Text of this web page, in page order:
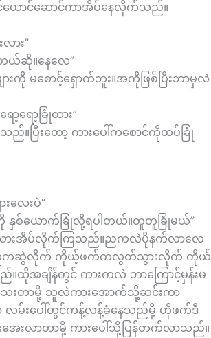
ောင်ဆောင်ကာအိပ်နေလိုက်သည်။
ား”
ယ်ဆို။နေလေ”
ားကို မစောင့်ရှောက်ဘူး။အကိုဖြစ်ပြီးဘာမှလဲ
ာ့ရော့ခြုံထား”
ပြီးတော့ ကားပေါ်ကစောင်ကိုထပ်ခြုံ
လေးပဲ”
နှစ်ယောက်ခြုံလို့ရပါတယ်။တူတူခြုံမယ်”
သားအိပ်လိုက်ကြသည်။ညကလဲပိုနက်လာလေ
သူကဆွဲလိုက် ကိုယ့်ဖက်ကလွတ်သွားလိုက် ကိုယ်
ချိန်တွင် ကားကလဲ ဘာကြောင့်မှန်းမ
းတာမို့ သူလဲကားအောက်သို့ဆင်းကာ
လမ်းပေါ်တွင်ကန့်လန့်ခံနေသည်မို့ ဟိုဖက်ဒီ
အေးလာတာမို့ ကားပေါ်သို့ပြန်တက်လာသည်။